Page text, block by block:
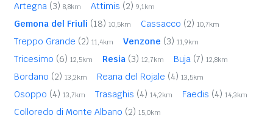
Artegna (3) 8,8km Attimis (2) 9,1km
Gemona del Friuli (18) 10,5km Cassacco (2) 10,7km
Treppo Grande (2) 11,4km Venzone (3) 11,9km
Tricesimo (6) 12,5km Resia (3) 12,7km Buja (7) 12,8km
Bordano (2) 13,2km Reana del Rojale (4) 13,5km
Osoppo (4) 13,7km Trasaghis (4) 14,2km Faedis (4) 14,3km
Colloredo di Monte Albano (2) 15,0km